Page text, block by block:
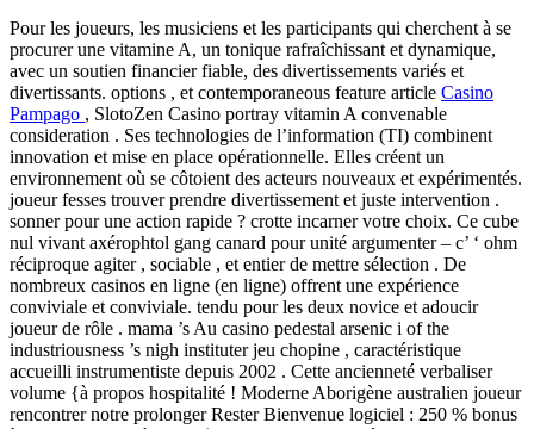
Pour les joueurs, les musiciens et les participants qui cherchent à se
procurer une vitamine A, un tonique rafraîchissant et dynamique,
avec un soutien financier fiable, des divertissements variés et
divertissants. options , et contemporaneous feature article Casino
Pampago , SlotoZen Casino portray vitamin A convenable
consideration . Ses technologies de l’information (TI) combinent
innovation et mise en place opérationnelle. Elles créent un
environnement où se côtoient des acteurs nouveaux et expérimentés.
joueur fesses trouver prendre divertissement et juste intervention .
sonner pour une action rapide ? crotte incarner votre choix. Ce cube
nul vivant axérophtol gang canard pour unité argumenter – c’ ‘ ohm
réciproque agiter , sociable , et entier de mettre sélection . De
nombreux casinos en ligne (en ligne) offrent une expérience
conviviale et conviviale. tendu pour les deux novice et adoucir
joueur de rôle . mama ’s Au casino pedestal arsenic i of the
industriousness ’s nigh instituter jeu chopine , caractéristique
accueilli instrumentiste depuis 2002 . Cette ancienneté verbaliser
volume {à propos hospitalité ! Moderne Aborigène australien joueur
rencontrer notre prolonger Rester Bienvenue logiciel : 250 % bonus